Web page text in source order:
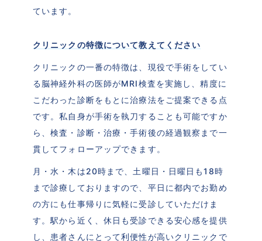
ています。
クリニックの特徴について教えてください
クリニックの一番の特徴は、現役で手術をしてい
る脳神経外科の医師がMRI検査を実施し、精度に
こだわった診断をもとに治療法をご提案できる点
です。私自身が手術を執刀することも可能ですか
ら、検査・診断・治療・手術後の経過観察まで一
貫してフォローアップできます。
月・水・木は20時まで、土曜日・日曜日も18時
まで診療しておりますので、平日に都内でお勤め
の方にも仕事帰りに気軽に受診していただけま
す。駅から近く、休日も受診できる安心感を提供
し、患者さんにとって利便性が高いクリニックで